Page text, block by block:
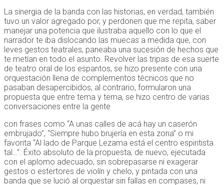
La sinergia de la banda con las historias, en verdad, también
tuvo un valor agregado por, y perdonen que me repita, saber
manejar una potencia que ilustraba aquello con lo que el
narrador te iba dislocando las muecas a medida que, con
leves gestos teatrales, paneaba una sucesión de hechos que
te metían en todo el asunto. Revolver las tripas de esa suerte
de teatro oral de los espantos, se hizo presente con una
orquestación llena de complementos técnicos que no
pasaban desapercibidos, al contrario, formularon una
propuesta que entre tema y tema, se hizo centro de varias
conversaciones entre la gente
con frases como “A unas calles de acá hay un caserón
embrujado”, “Siempre hubo brujería en esta zona” o mi
favorita “Al lado de Parque Lezama está el centro espiritista
tal…”. Éxito absoluto de la propuesta, de nuevo, ejecutada
con el aplomo adecuado, sin sobrepasarse ni exagerar
gestos o estertores de violín y chelo, y pintada con una
banda que se lució al orquestar sin fallas en compases, ni